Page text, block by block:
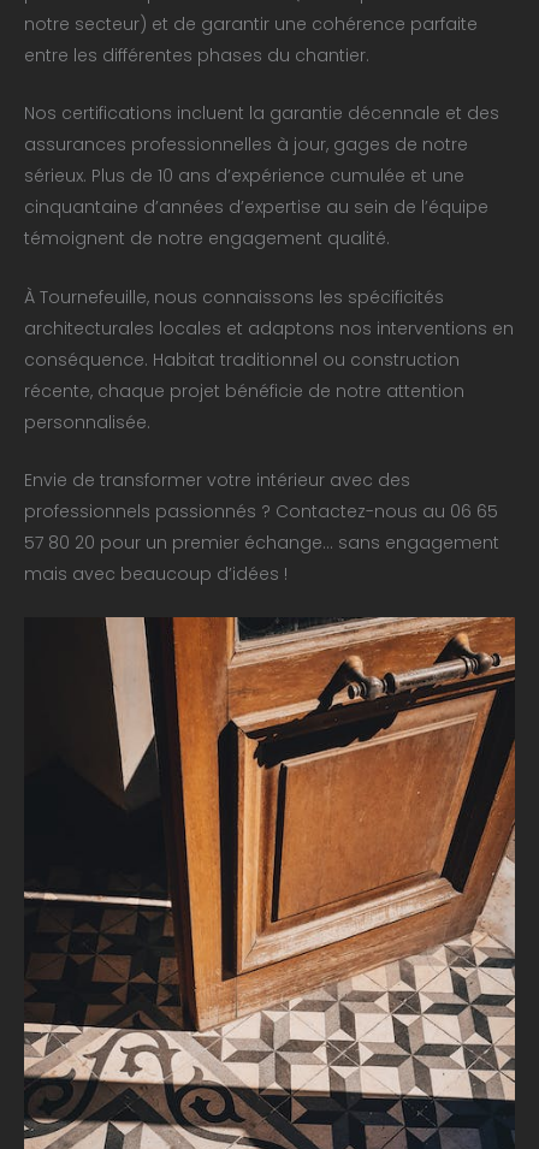
notre secteur) et de garantir une cohérence parfaite
entre les différentes phases du chantier.
Nos certifications incluent la garantie décennale et des
assurances professionnelles à jour, gages de notre
sérieux. Plus de 10 ans d’expérience cumulée et une
cinquantaine d’années d’expertise au sein de l’équipe
témoignent de notre engagement qualité.
À Tournefeuille, nous connaissons les spécificités
architecturales locales et adaptons nos interventions en
conséquence. Habitat traditionnel ou construction
récente, chaque projet bénéficie de notre attention
personnalisée.
Envie de transformer votre intérieur avec des
professionnels passionnés ? Contactez-nous au 06 65
57 80 20 pour un premier échange… sans engagement
mais avec beaucoup d’idées !